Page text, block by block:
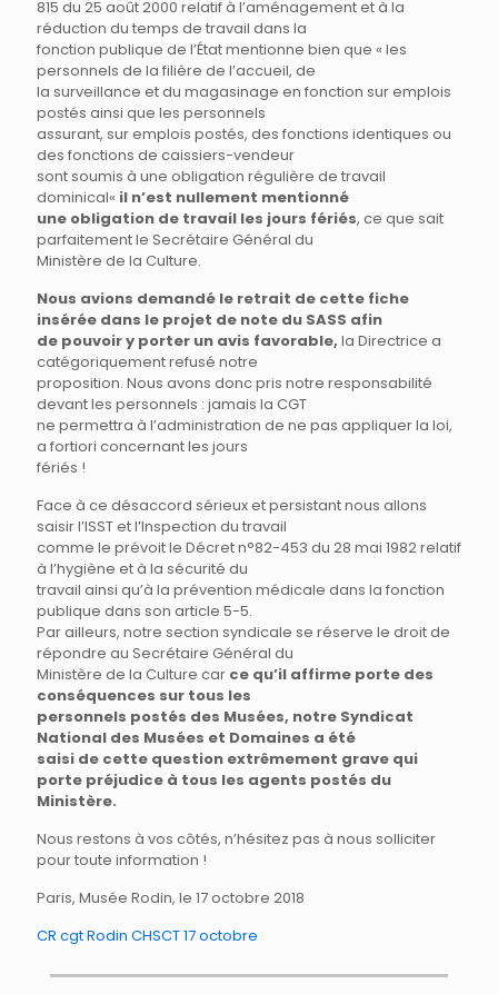
815 du 25 août 2000 relatif à l’aménagement et à la
réduction du temps de travail dans la
fonction publique de l’État mentionne bien que « les
personnels de la filière de l’accueil, de
la surveillance et du magasinage en fonction sur emplois
postés ainsi que les personnels
assurant, sur emplois postés, des fonctions identiques ou
des fonctions de caissiers-vendeur
sont soumis à une obligation régulière de travail
dominical« il n’est nullement mentionné
une obligation de travail les jours fériés, ce que sait
parfaitement le Secrétaire Général du
Ministère de la Culture.
Nous avions demandé le retrait de cette fiche
insérée dans le projet de note du SASS afin
de pouvoir y porter un avis favorable, la Directrice a
catégoriquement refusé notre
proposition. Nous avons donc pris notre responsabilité
devant les personnels : jamais la CGT
ne permettra à l’administration de ne pas appliquer la loi,
a fortiori concernant les jours
fériés !
Face à ce désaccord sérieux et persistant nous allons
saisir l’ISST et l’Inspection du travail
comme le prévoit le Décret n°82-453 du 28 mai 1982 relatif
à l’hygiène et à la sécurité du
travail ainsi qu’à la prévention médicale dans la fonction
publique dans son article 5-5.
Par ailleurs, notre section syndicale se réserve le droit de
répondre au Secrétaire Général du
Ministère de la Culture car ce qu’il affirme porte des
conséquences sur tous les
personnels postés des Musées, notre Syndicat
National des Musées et Domaines a été
saisi de cette question extrêmement grave qui
porte préjudice à tous les agents postés du
Ministère.
Nous restons à vos côtés, n’hésitez pas à nous solliciter
pour toute information !
Paris, Musée Rodin, le 17 octobre 2018
CR cgt Rodin CHSCT 17 octobre